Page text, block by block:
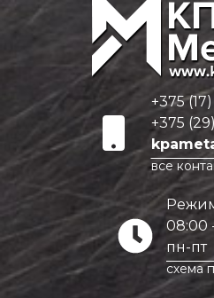
+375
+375 (29)
все
08:00
пн-пт
схема